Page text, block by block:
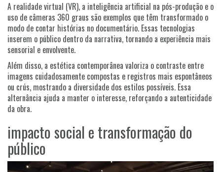
A realidade virtual (VR), a inteligência artificial na pós-produção e o
uso de câmeras 360 graus são exemplos que têm transformado o
modo de contar histórias no documentário. Essas tecnologias
inserem o público dentro da narrativa, tornando a experiência mais
sensorial e envolvente.
Além disso, a estética contemporânea valoriza o contraste entre
imagens cuidadosamente compostas e registros mais espontâneos
ou crús, mostrando a diversidade dos estilos possíveis. Essa
alternância ajuda a manter o interesse, reforçando a autenticidade
da obra.
impacto social e transformação do
público